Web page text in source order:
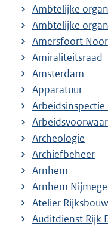
Ambtelijke
Ambtelijke
Amersfoort
Amiraliteitsraad
Amsterdam
Apparatuur
Arbeidsinspectie
Archeologie
Archiefbeheer
Arnhem
Arnhem
Atelier
Auditdienst Rijk